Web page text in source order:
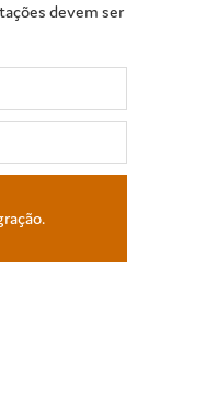
devem ser